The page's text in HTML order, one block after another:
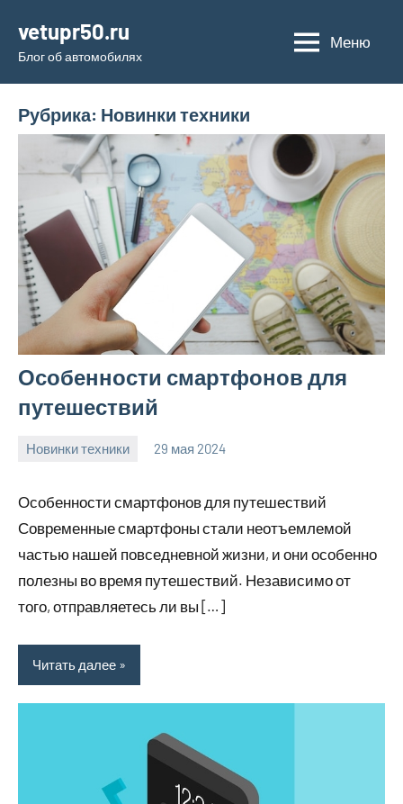
содержимому
vetupr50.ru
Блог об автомобилях
Меню
Рубрика: Новинки техники
Особенности смартфонов для
путешествий
Новинки техники 29 мая 2024
Особенности смартфонов для путешествий
Современные смартфоны стали неотъемлемой
частью нашей повседневной жизни, и они особенно
полезны во время путешествий. Независимо от
того, отправляетесь ли вы […]
Читать далее